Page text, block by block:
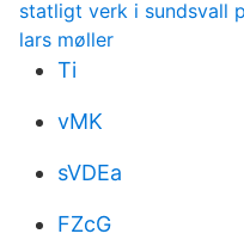
statligt verk i sundsvall
lars møller
Ti
vMK
sVDEa
FZcG